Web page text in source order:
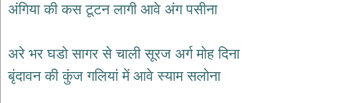
कृष्ण
bhajans
शिव
अंगिया की कस टूटन लागी आवे अंग पसीना
अरे भर घडो सागर से चाली सूरज अर्ग मोह दिना
बृंदावन की कुंज गलियां में आवे स्याम सलोना